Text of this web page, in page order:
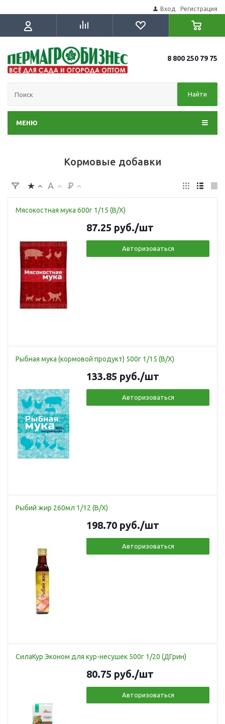
Вход Регистрация
8 800 250 79 75
Найти
МЕНЮ
Кормовые добавки
Мясокостная мука 600г 1/15 (В/Х)
87.25 руб./шт
Авторизоваться
Рыбная мука (кормовой продукт) 500г 1/15 (В/Х)
133.85 руб./шт
Авторизоваться
Рыбий жир 260мл 1/12 (В/Х)
198.70 руб./шт
Авторизоваться
СилаКур Эконом для кур-несушек 500г 1/20 (ДГрин)
80.75 руб./шт
Авторизоваться